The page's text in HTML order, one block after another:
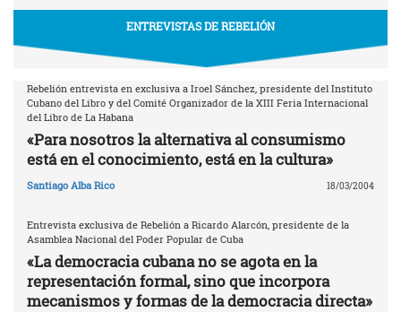
ENTREVISTAS DE REBELIÓN
Rebelión entrevista en exclusiva a Iroel Sánchez, presidente del Instituto
Cubano del Libro y del Comité Organizador de la XIII Feria Internacional
del Libro de La Habana
«Para nosotros la alternativa al consumismo
está en el conocimiento, está en la cultura»
Santiago Alba Rico 18/03/2004
Entrevista exclusiva de Rebelión a Ricardo Alarcón, presidente de la
Asamblea Nacional del Poder Popular de Cuba
«La democracia cubana no se agota en la
representación formal, sino que incorpora
mecanismos y formas de la democracia directa»